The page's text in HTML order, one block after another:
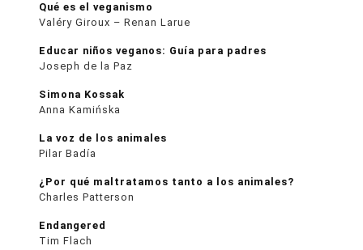
Qué es el veganismo
Valéry Giroux – Renan Larue
Educar niños veganos: Guía para padres
Joseph de la Paz
Simona Kossak
Anna Kamińska
La voz de los animales
Pilar Badía
¿Por qué maltratamos tanto a los animales?
Charles Patterson
Endangered
Tim Flach